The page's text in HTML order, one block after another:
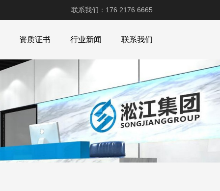
联系我们：176 2176 6665
资质证书 行业新闻 联系我们